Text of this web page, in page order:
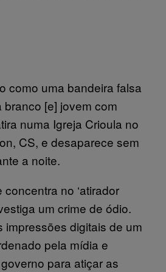
como uma bandeira falsa
[e] jovem com
numa Igreja Crioula no
CS, e desaparece sem
a noite.
no ‘atirador
um crime de ódio.
impressões digitais de um
pela mídia e
para atiçar as